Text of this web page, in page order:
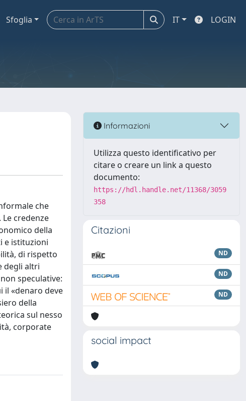
Sfoglia IT LOGIN
che
credenze
della
e istituzioni
di rispetto
degli altri
speculative:
il «denaro deve
della
sul nesso
corporate
Informazioni
Utilizza questo identificativo per
citare o creare un link a questo
documento:
https://hdl.handle.net/11368/3059
358
Citazioni
ND
ND
ND
social impact